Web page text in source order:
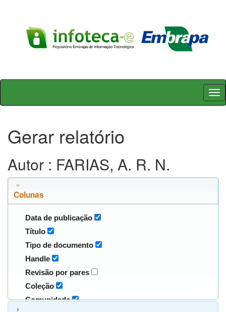
Skip
Gerar relatório
Autor : FARIAS, A. R. N.
Colunas
Data de publicação
Título
Tipo de documento
Handle
Revisão por pares
Coleção
Comunidade